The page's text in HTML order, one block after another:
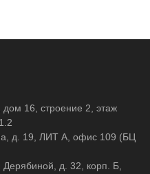
дом 16, строение 2, этаж
д. 19, ЛИТ А, офис 109 (БЦ
д. 32, корп. Б,